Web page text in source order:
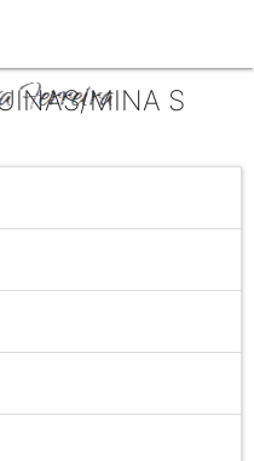
MINA S